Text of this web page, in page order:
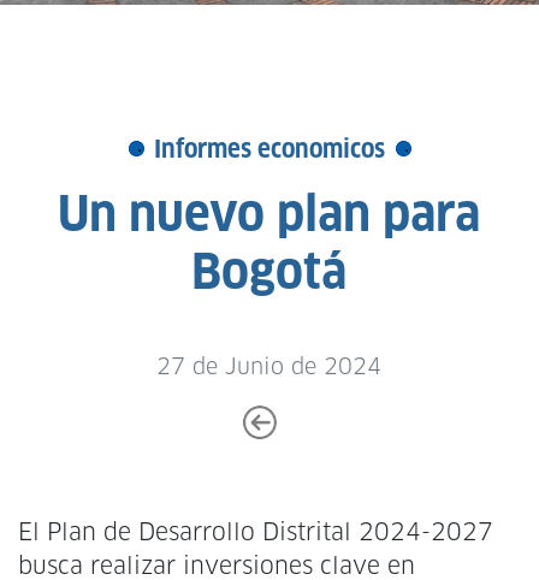
Informes economicos
Un nuevo plan para
Bogotá
27 de Junio de 2024
El Plan de Desarrollo Distrital 2024-2027
busca realizar inversiones clave en